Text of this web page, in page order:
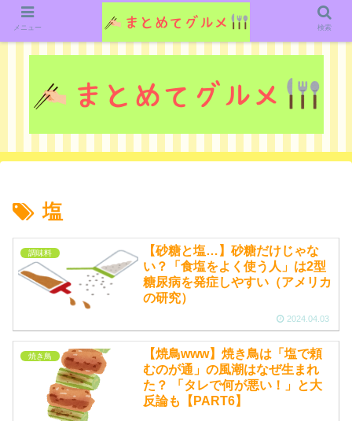
グルメ関連のいろいろなニューススレッドを紹介していきます。（鋭意作成中で
す）
塩
調味料
【砂糖と塩…】砂糖だけじゃな
い？「食塩をよく使う人」は2型
糖尿病を発症しやすい（アメリカ
の研究）
2024.04.03
焼き鳥
【焼鳥www】焼き鳥は「塩で頼
むのが通」の風潮はなぜ生まれ
た？ 「タレで何が悪い！」と大
反論も【PART6】
メニュー 検索